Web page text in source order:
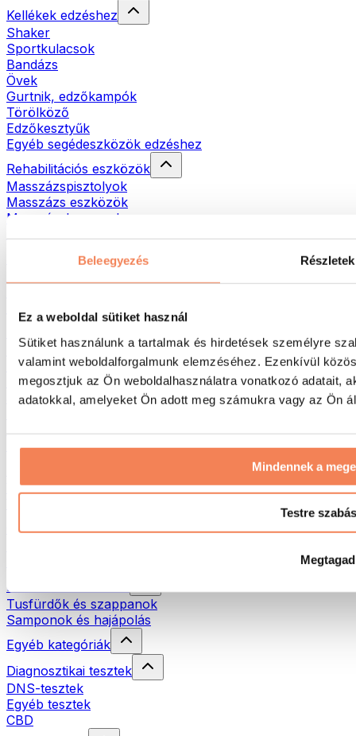
Beleegyezés Részletek
Ez a weboldal sütiket használ
Sütiket használunk a tartalmak és hirdetések személyre
valamint weboldalforgalmunk elemzéséhez. Ezenkívül
megosztjuk az Ön weboldalhasználatra vonatkozó adatait,
adatokkal, amelyeket Ön adott meg számukra vagy az Ön
Mindennek a
Testre szabás
Megtagad
Kellékek edzéshez
Shaker
Sportkulacsok
Bandázs
Övek
Gurtnik, edzőkampók
Törölköző
Edzőkesztyűk
Egyéb segédeszközök edzéshez
Rehabilitációs eszközök
Masszázspisztolyok
Masszázs eszközök
Masszázshengerek
Táskák & hátizsákok
Hátizsákok
Futás
Küzdősportok
Kerékpározás
Jóga és pilates
Úszás
Túrázás
Vörösfény-terápia
Öko háztartás
Natúrkozmetikumok
Tusfürdők és szappanok
Samponok és hajápolás
Egyéb kategóriák
Diagnosztikai tesztek
DNS-tesztek
Egyéb tesztek
CBD